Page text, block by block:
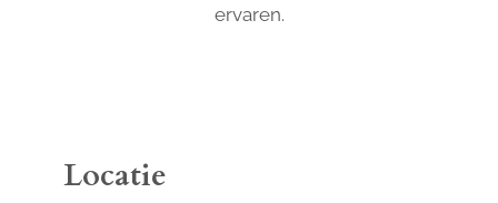
ervaren.
Locatie